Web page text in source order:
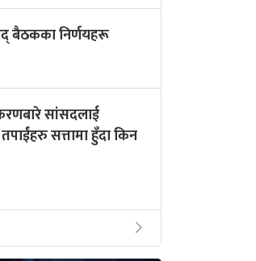
बैठकका निर्णयहरू
सांसदलाई
तपाईंहरु सत्तामा हुँदा किन